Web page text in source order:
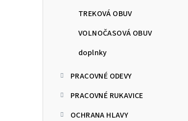
TREKOVÁ OBUV
VOLNOČASOVÁ OBUV
doplnky
PRACOVNÉ ODEVY
PRACOVNÉ RUKAVICE
OCHRANA HLAVY